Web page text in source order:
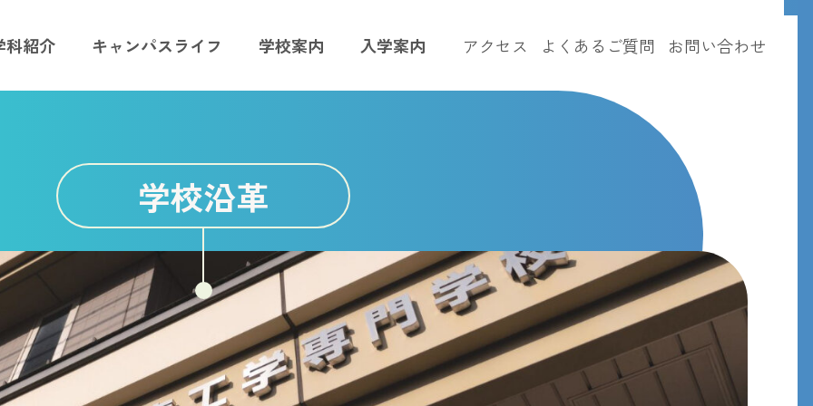
科紹介 キャンパスライフ 学校案内 入学案内 アクセス よくあるご質問 お問い合わせ
学校沿革